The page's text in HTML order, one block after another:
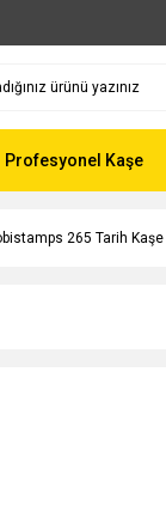
Profesyonel Kaşe
265 Tarih Kaşe